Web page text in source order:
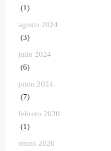
(1)
agosto 2024
(3)
julio 2024
(6)
junio 2024
(7)
febrero 2020
(1)
enero 2020